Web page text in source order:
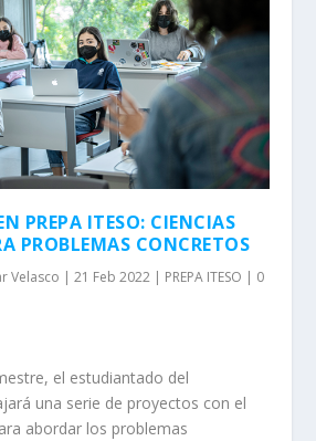
PREPA ITESO: CIENCIAS
PROBLEMAS CONCRETOS
Velasco |21 Feb 2022 | PREPA ITESO | 0
el estudiantado del
una serie de proyectos con el
abordar los problemas